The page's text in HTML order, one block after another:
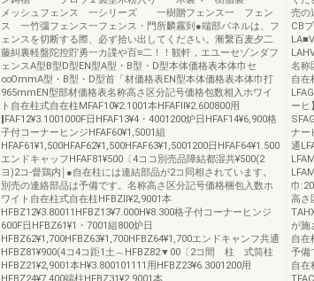
メッシュフェンス 一シリーズ 一樹贈フェンス一 フェン
ス 一竹彊フェンス一フェンス・門所麟霧到●端部パネルは、フ
ェンスを切断する際、必ず拾い出してください。漸繋百麦夕二
藤糾裏軽盤陀控貯勇一カ諜や百≡二！！観軒，エユーセゾンダフ
ェンスA型B型D型EN型A型・B型・D型本体価格表本体巾セ
∞OmmA型・B型・D型首「材価格表EN型本体価格表本体巾打
965mmEN型部材価格表名称高さ区分記号価格包数相入ホワイ
ト自在柱式自在柱MFAF10¥2.1001本HFAFll¥2.600800用
‖FAF12¥3.1001000F日HFAF13¥4・4001200炉日HFAF14¥6,900格
子付コーナーヒンジHFAF60¥1,5001組
HFAF61¥1,500HFAF62¥1,500HFAF63¥1,5001200日HFAF64¥1.500
エンドキャッフHFAF81¥500〔4ココ別売品障結都湿共¥500(2
ヨ)2コ‐督鶏内￨●自在柱には連結部品が2コ同相されています。
別売の連絡部品は予備です。名称高さ区分記号価格梱包入数ホ
ワイト自在柱式自在柱HFBZll¥2,9001本
HFBZ12¥3.80011HFBZ13¥7.000H¥8.300格子付コーナーヒンジ
600F日HFBZ61¥1・7001組800炉日
HFBZ62¥1,700HFBZ63¥1,700HFBZ64¥1,700エンドキャンフ共通
HFBZ81¥900(4コ4コ距1土︵HFBZ82▼00〔2コ間 柱 式筒柱
HFBZ21¥2,9001本H¥3.800101111用HFBZ23¥6.3001200用
売の
CB
名称
自在
ーヒ
ナー
通
巾
高さ
が施
自在
予備
自在